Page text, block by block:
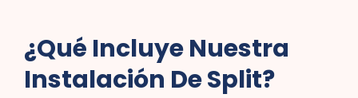
¿Qué Incluye Nuestra
Instalación De Split?